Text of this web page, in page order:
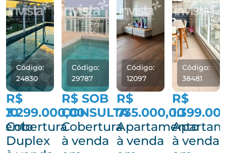
Código:
24830
R$
3.299.000,00
Cobertura
Duplex
Código:
29787
R$ SOB
CONSULTA
Cobertura
à venda
Código:
12097
R$
735.000,00
Apartamento
à venda
Código:
38481
R$
à venda